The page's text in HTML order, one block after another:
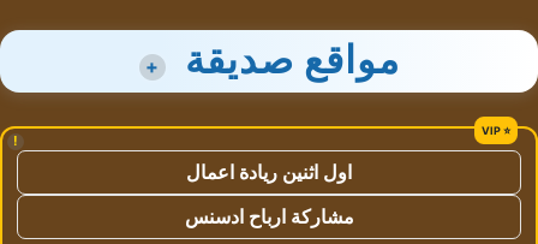
مواقع صديقة +
!
اول اثنين ريادة اعمال
مشاركة ارباح ادسنس